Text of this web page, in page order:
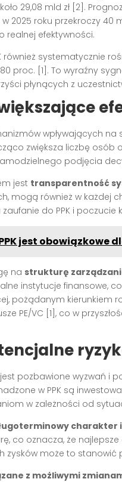
29,08 mld zł [2].
w 2025 roku przekroczy
realnej efektywności.
również systematycznie
proc. [1]. To wyraźny
płynących z
wpływających na
zwiększa liczbę
podjęcia
jest transparentność
mogą również w każdej
do PPK i poczucie
jest obowiązkowe
na strukturę
instytucje finansowe,
pożądanym kierunkiem
PE/VC [1], co w
jest pozbawione wyzwań i
w PPK są
w zależności od
charakter
co oznacza, że
zysków może to stanowić
z możliwymi